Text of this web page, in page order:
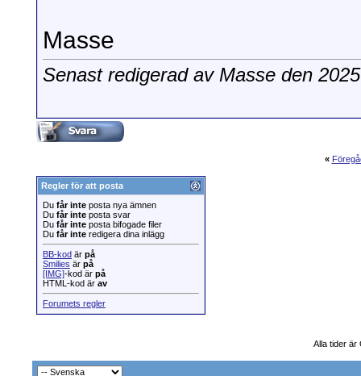
Masse
Senast redigerad av Masse den
«
Regler för att posta
Du får inte posta nya ämnen
Du får inte posta svar
Du får inte posta bifogade filer
Du får inte redigera dina inlägg
BB-kod är på
Smilies är på
[IMG]-kod är på
HTML-kod är av
Forumets regler
Alla tider är